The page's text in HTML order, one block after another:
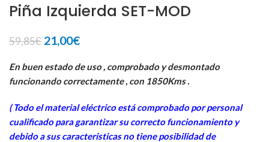
Piña Izquierda SET-MOD
59,85€ El
original
era:
21,00€El
actual
es:
En buen estado de uso , comprobado y desmontado
funcionando correctamente , con 1850Kms .
( Todo el material eléctrico está comprobado por personal
cualificado para garantizar su correcto funcionamiento y
debido a sus caracteristicas no tiene posibilidad de